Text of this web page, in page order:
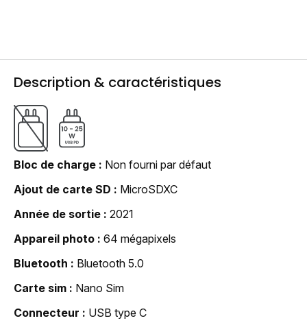
Description & caractéristiques
Bloc de charge
Non fourni par défaut
Ajout de carte SD
MicroSDXC
Année de sortie
2021
Appareil photo
64 mégapixels
Bluetooth
Bluetooth 5.0
Carte sim
Nano Sim
Connecteur
USB type C